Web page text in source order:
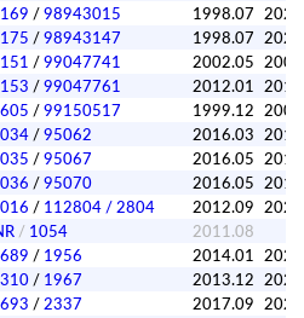
/98943015 1998.07
/98943147 1998.07
/99047741 2002.05
/99047761 2012.01
/99150517 1999.12
/95062 2016.03
/95067 2016.05
/95070 2016.05
/ 112804 / 2804 2012.09
/ 1054
2011.08
/ 1956 2014.01
/ 1967 2013.12
/2337 2017.09